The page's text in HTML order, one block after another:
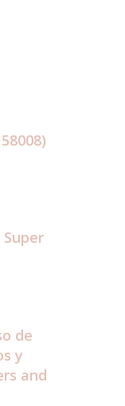
de
y
and